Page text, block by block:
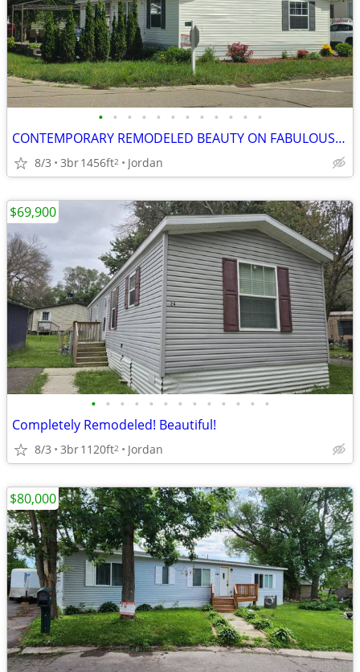
• • • • • • • • • • • •
CONTEMPORARY REMODELED BEAUTY ON FABULOUS CORNER LOT!
8/3 3br1456ft2 Jordan
• • • • • • • • • • • • •
Completely Remodeled! Beautiful!
8/3 3br1120ft2 Jordan
$69,900
$80,000